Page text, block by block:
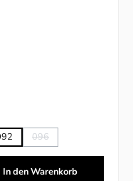
ist zurzeit nicht verfügbar.)
096(Diese Option ist zurzeit
In den Warenkorb